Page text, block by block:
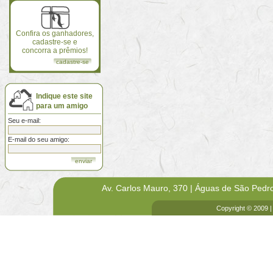
Confira os ganhadores,
cadastre-se e
concorra a prêmios!
cadastre-se
Indique este site
para um amigo
Seu e-mail:
E-mail do seu amigo:
Av. Carlos Mauro, 370 | Águas de São
Copyright © 2009